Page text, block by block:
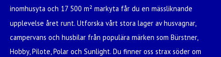
inomhusyta och 17 500 m² markyta får du en mässliknande
upplevelse året runt. Utforska vårt stora lager av husvagnar,
campervans och husbilar från populära märken som Bürstner,
Hobby, Pilote, Polar och Sunlight. Du finner oss strax söder om